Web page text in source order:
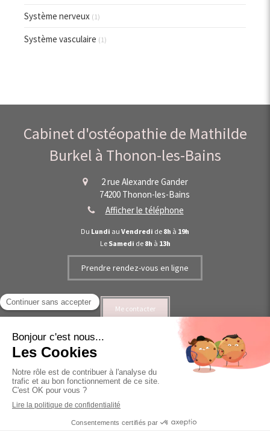
Système nerveux (1)
Système vasculaire (1)
Cabinet d'ostéopathie de Mathilde
Burkel à Thonon-les-Bains
2 rue Alexandre Gander
74200 Thonon-les-Bains
Afficher le téléphone
Du Lundi au Vendredi de 8h à 19h
Le Samedi de 8h à 13h
Prendre rendez-vous en ligne
Me contacter
©2021 Mathilde Burkel - Ostéopathe Thonon-les-Bains
Plan du site
Mentions légales